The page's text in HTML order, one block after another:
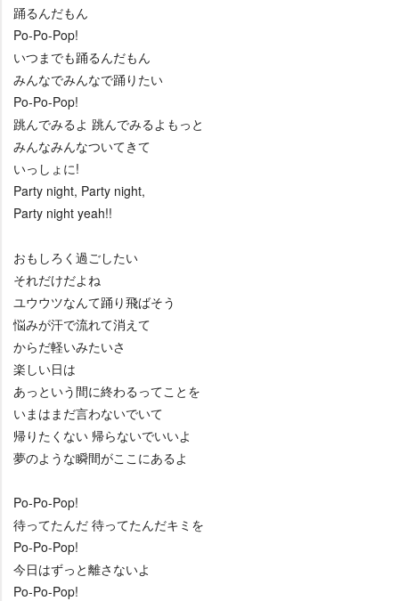
踊るんだもん
Po-Po-Pop!
いつまでも踊るんだもん
みんなでみんなで踊りたい
Po-Po-Pop!
跳んでみるよ 跳んでみるよもっと
みんなみんなついてきて
いっしょに!
Party night, Party night,
Party night yeah!!
おもしろく過ごしたい
それだけだよね
ユウウツなんて踊り飛ばそう
悩みが汗で流れて消えて
からだ軽いみたいさ
楽しい日は
あっという間に終わるってことを
いまはまだ言わないでいて
帰りたくない 帰らないでいいよ
夢のような瞬間がここにあるよ
Po-Po-Pop!
待ってたんだ 待ってたんだキミを
Po-Po-Pop!
今日はずっと離さないよ
Po-Po-Pop!